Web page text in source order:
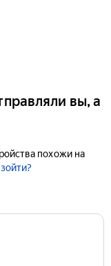
вы, а
похожи на